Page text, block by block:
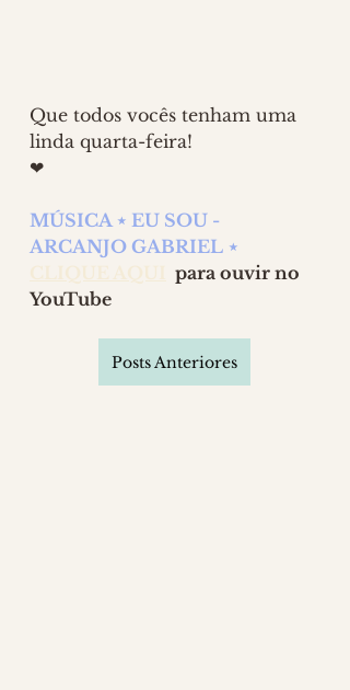
Que todos vocês tenham uma
linda quarta-feira!
❤
MÚSICA ⋆ EU SOU -
ARCANJO GABRIEL ⋆
para ouvir no
YouTube
Posts Anteriores